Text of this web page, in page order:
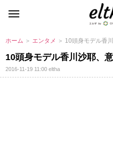
ホーム ＞ エンタメ ＞ 10頭身モデル香
10頭身モデル香川沙耶、
2016-11-19 11:00eltha